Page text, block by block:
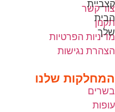
צור קשר
תקנון
מדיניות הפרטיות
הצהרת נגישות
המחלקות שלנו
בשרים
עופות